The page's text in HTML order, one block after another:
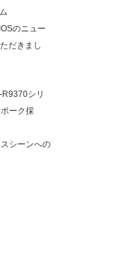
のニュー
だきまし
シリ
ーク採
シーンへの